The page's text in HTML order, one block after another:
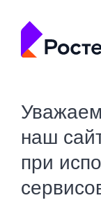
наш
при